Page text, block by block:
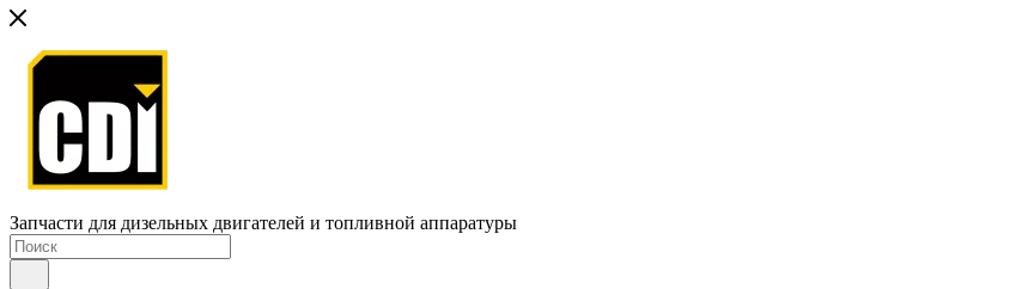
Запчасти для дизельных двигателей и топливной аппаратуры